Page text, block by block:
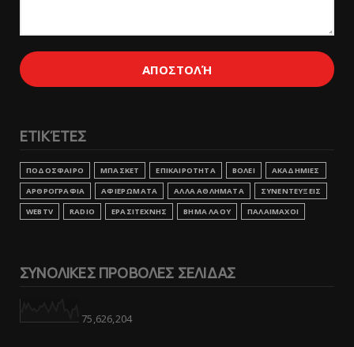
ΕΤΙΚΈΤΕΣ
ΠΟΔΟΣΦΑΙΡΟ ΜΠΑΣΚΕΤ ΕΠΙΚΑΙΡΟΤΗΤΑ ΒΟΛΕΙ
ΑΚΑΔΗΜΙΕΣ
ΑΡΘΡΟΓΡΑΦΙΑ
ΑΦΙΕΡΩΜΑΤΑ ΑΛΛΑ ΑΘΛΗΜΑΤΑ
ΣΥΝΕΝΤΕΥΞΕΙΣ
WEBTV
RADIO ΕΡΑΣΙΤΕΧΝΗΣ ΒΗΜΑ ΛΑΟΥ ΠΑΛΑΙΜΑΧΟΙ
ΣΥΝΟΛΙΚΕΣ ΠΡΟΒΟΛΕΣ ΣΕΛΙΔΑΣ
75,626,204